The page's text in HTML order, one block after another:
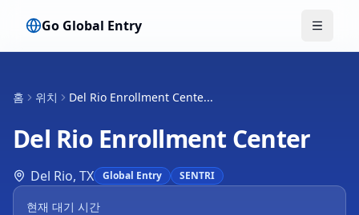
Go Global Entry 메뉴 전
홈 위치 Del Rio Enrollment Cente...
Del Rio Enrollment Center
Del Rio, TX Global Entry SENTRI
현재 대기 시간